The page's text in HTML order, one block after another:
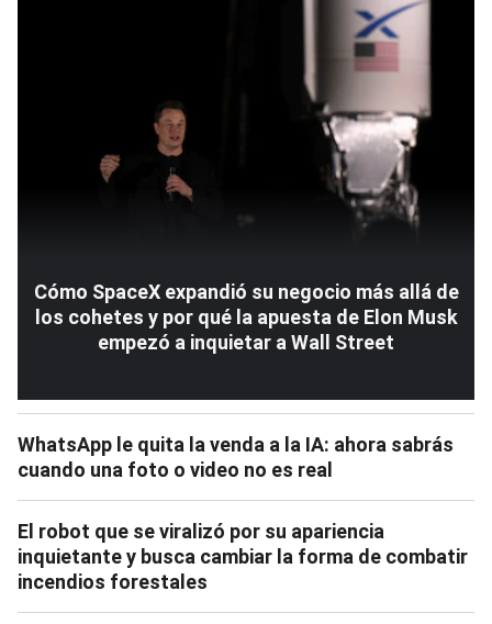
Cómo SpaceX expandió su negocio más allá de
los cohetes y por qué la apuesta de Elon Musk
empezó a inquietar a Wall Street
WhatsApp le quita la venda a la IA: ahora sabrás
cuando una foto o video no es real
El robot que se viralizó por su apariencia
inquietante y busca cambiar la forma de combatir
incendios forestales